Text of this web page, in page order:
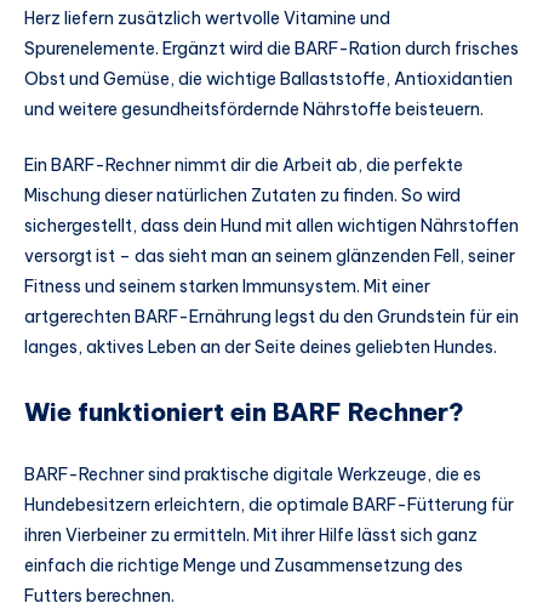
Herz liefern zusätzlich wertvolle Vitamine und
Spurenelemente. Ergänzt wird die BARF-Ration durch frisches
Obst und Gemüse, die wichtige Ballaststoffe, Antioxidantien
und weitere gesundheitsfördernde Nährstoffe beisteuern.
Ein BARF-Rechner nimmt dir die Arbeit ab, die perfekte
Mischung dieser natürlichen Zutaten zu finden. So wird
sichergestellt, dass dein Hund mit allen wichtigen Nährstoffen
versorgt ist – das sieht man an seinem glänzenden Fell, seiner
Fitness und seinem starken Immunsystem. Mit einer
artgerechten BARF-Ernährung legst du den Grundstein für ein
langes, aktives Leben an der Seite deines geliebten Hundes.
Wie funktioniert ein BARF Rechner?
BARF-Rechner sind praktische digitale Werkzeuge, die es
Hundebesitzern erleichtern, die optimale BARF-Fütterung für
ihren Vierbeiner zu ermitteln. Mit ihrer Hilfe lässt sich ganz
einfach die richtige Menge und Zusammensetzung des
Futters berechnen.